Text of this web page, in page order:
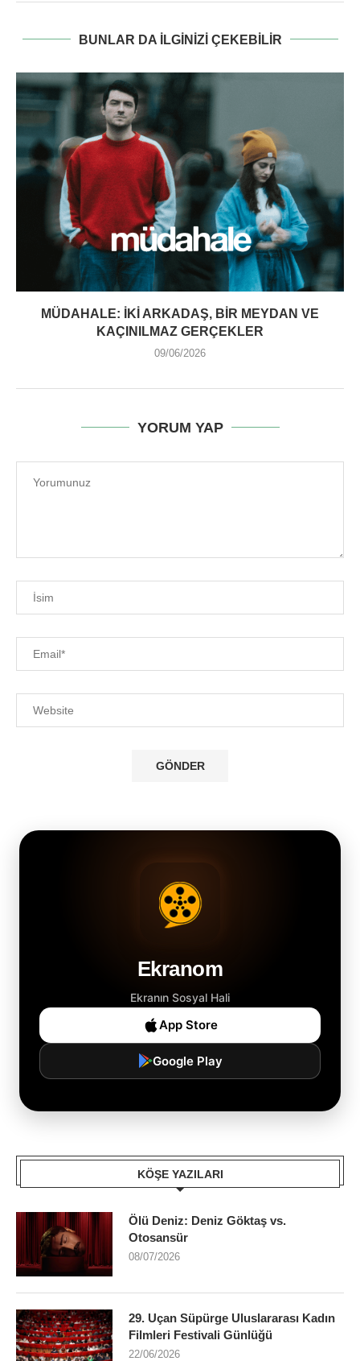
BUNLAR DA ILGINIZI ÇEKEBILIR
MÜDAHALE: İKI ARKADAŞ, BIR MEYDAN VE
KAÇINILMAZ GERÇEKLER
09/06/2026
YORUM YAP
Ekranom
Ekranın Sosyal Hali
App Store
Google Play
KÖŞE YAZILARI
Ölü Deniz: Deniz Göktaş vs.
Otosansür
08/07/2026
29. Uçan Süpürge Uluslararası Kadın
Filmleri Festivali Günlüğü
22/06/2026